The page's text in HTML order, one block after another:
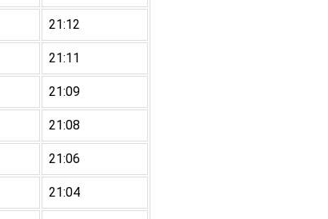
21:12
21:11
21:09
21:08
21:06
21:04